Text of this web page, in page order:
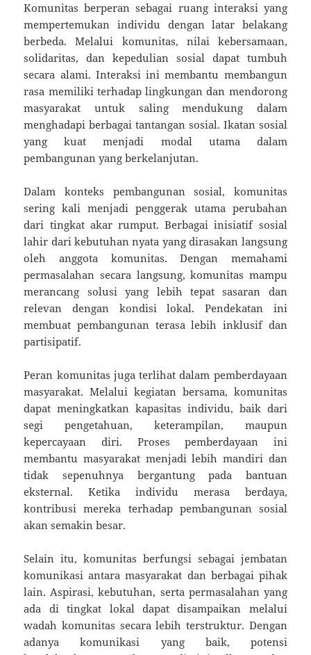
Komunitas berperan sebagai ruang interaksi yang
mempertemukan individu dengan latar belakang
berbeda. Melalui komunitas, nilai kebersamaan,
solidaritas, dan kepedulian sosial dapat tumbuh
secara alami. Interaksi ini membantu membangun
rasa memiliki terhadap lingkungan dan mendorong
masyarakat untuk saling mendukung dalam
menghadapi berbagai tantangan sosial. Ikatan sosial
yang kuat menjadi modal utama dalam
pembangunan yang berkelanjutan.
Dalam konteks pembangunan sosial, komunitas
sering kali menjadi penggerak utama perubahan
dari tingkat akar rumput. Berbagai inisiatif sosial
lahir dari kebutuhan nyata yang dirasakan langsung
oleh anggota komunitas. Dengan memahami
permasalahan secara langsung, komunitas mampu
merancang solusi yang lebih tepat sasaran dan
relevan dengan kondisi lokal. Pendekatan ini
membuat pembangunan terasa lebih inklusif dan
partisipatif.
Peran komunitas juga terlihat dalam pemberdayaan
masyarakat. Melalui kegiatan bersama, komunitas
dapat meningkatkan kapasitas individu, baik dari
segi pengetahuan, keterampilan, maupun
kepercayaan diri. Proses pemberdayaan ini
membantu masyarakat menjadi lebih mandiri dan
tidak sepenuhnya bergantung pada bantuan
eksternal. Ketika individu merasa berdaya,
kontribusi mereka terhadap pembangunan sosial
akan semakin besar.
Selain itu, komunitas berfungsi sebagai jembatan
komunikasi antara masyarakat dan berbagai pihak
lain. Aspirasi, kebutuhan, serta permasalahan yang
ada di tingkat lokal dapat disampaikan melalui
wadah komunitas secara lebih terstruktur. Dengan
adanya komunikasi yang baik, potensi